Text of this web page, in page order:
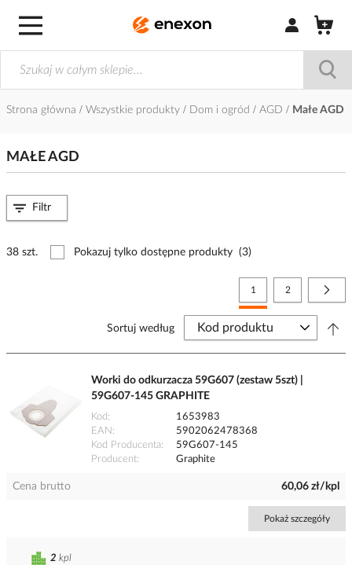
Zaloguj się /
Strona główna Wszystkie produkty Dom i ogród AGD Małe AGD
MAŁE AGD
38 szt. Pokazuj tylko dostępne produkty (3)
Strona
Aktualnie czytasz stronę
1 Strona
2
Sortuj według
Worki do odkurzacza 59G607 (zestaw 5szt) |
59G607-145 GRAPHITE
Kod
1653983
EAN
5902062478368
Kod Producenta
59G607-145
Producent
Graphite
Cena brutto 60,06 zł/kpl
Pokaż szczegóły
2 kpl
Filtr